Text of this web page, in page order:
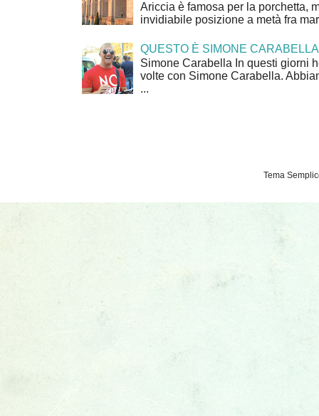
Ariccia è famosa per la porchetta,
invidiabile posizione a metà fra
QUESTO È SIMONE CARABELLA
Simone Carabella In questi giorni
volte con Simone Carabella.
...
Tema